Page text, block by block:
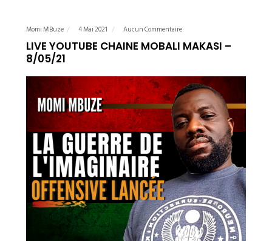
Momi M'Buze 4 Mai 2021 Aucun Commentaire
LIVE YOUTUBE CHAINE MOBALI MAKASI –
8/05/21